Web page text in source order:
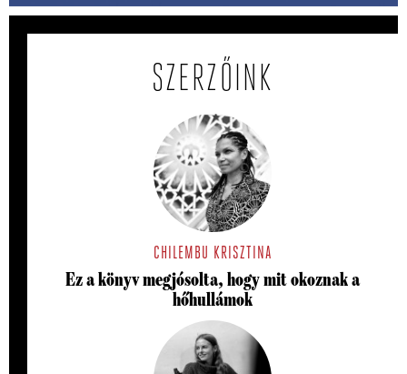
SZERZŐINK
CHILEMBU KRISZTINA
Ez a könyv megjósolta, hogy mit okoznak a
hőhullámok